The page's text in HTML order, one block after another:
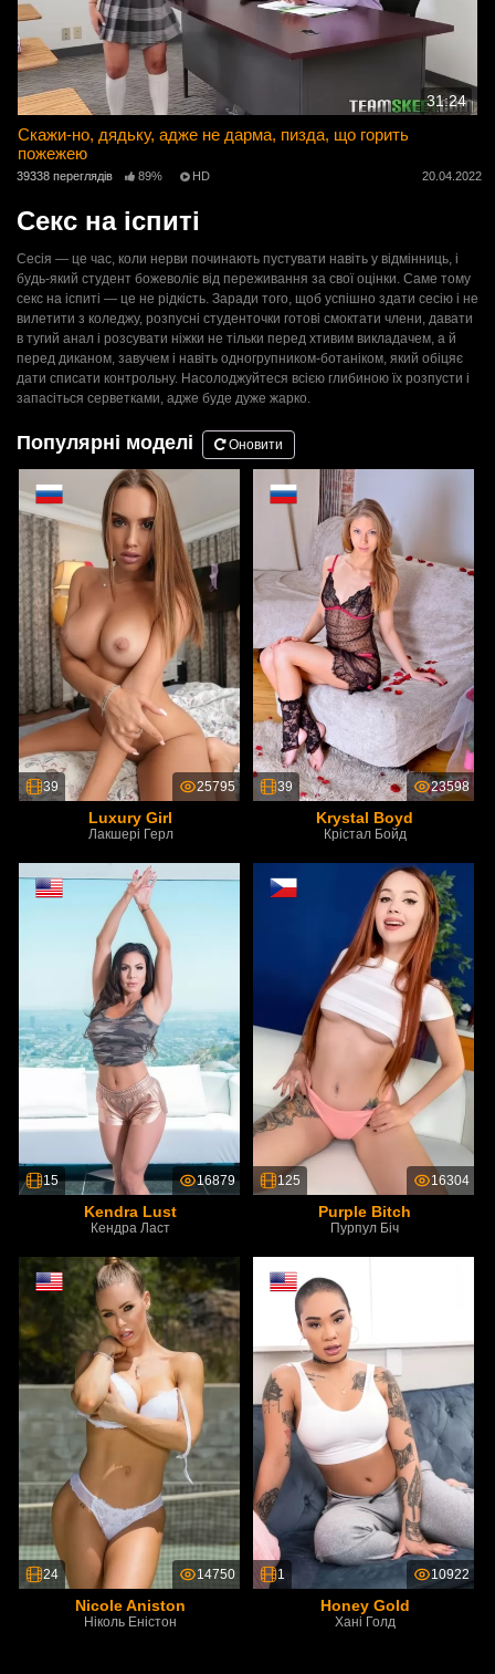
31:24
Скажи-но, дядьку, адже не дарма, пизда, що горить
пожежею
39338 переглядів 89% HD 20.04.2022
Секс на іспиті
Сесія — це час, коли нерви починають пустувати навіть у відмінниць, і
будь-який студент божеволіє від переживання за свої оцінки. Саме тому
секс на іспиті — це не рідкість. Заради того, щоб успішно здати сесію і не
вилетити з коледжу, розпусні студенточки готові смоктати члени, давати
в тугий анал і розсувати ніжки не тільки перед хтивим викладачем, а й
перед диканом, завучем і навіть одногрупником-ботаніком, який обіцяє
дати списати контрольну. Насолоджуйтеся всією глибиною їх розпусти і
запасіться серветками, адже буде дуже жарко.
Популярні моделі Оновити
39 25795
Luxury Girl
Лакшері Герл
39 23598
Krystal Boyd
Крістал Бойд
15 16879
Kendra Lust
Кендра Ласт
125 16304
Purple Bitch
Пурпул Біч
24 14750
Nicole Aniston
Ніколь Еністон
1 10922
Honey Gold
Хані Голд